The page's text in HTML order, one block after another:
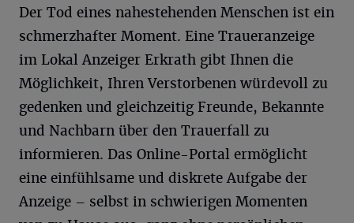
Der Tod eines nahestehenden Menschen ist ein
schmerzhafter Moment. Eine Traueranzeige
im Lokal Anzeiger Erkrath gibt Ihnen die
Möglichkeit, Ihren Verstorbenen würdevoll zu
gedenken und gleichzeitig Freunde, Bekannte
und Nachbarn über den Trauerfall zu
informieren. Das Online-Portal ermöglicht
eine einfühlsame und diskrete Aufgabe der
Anzeige – selbst in schwierigen Momenten